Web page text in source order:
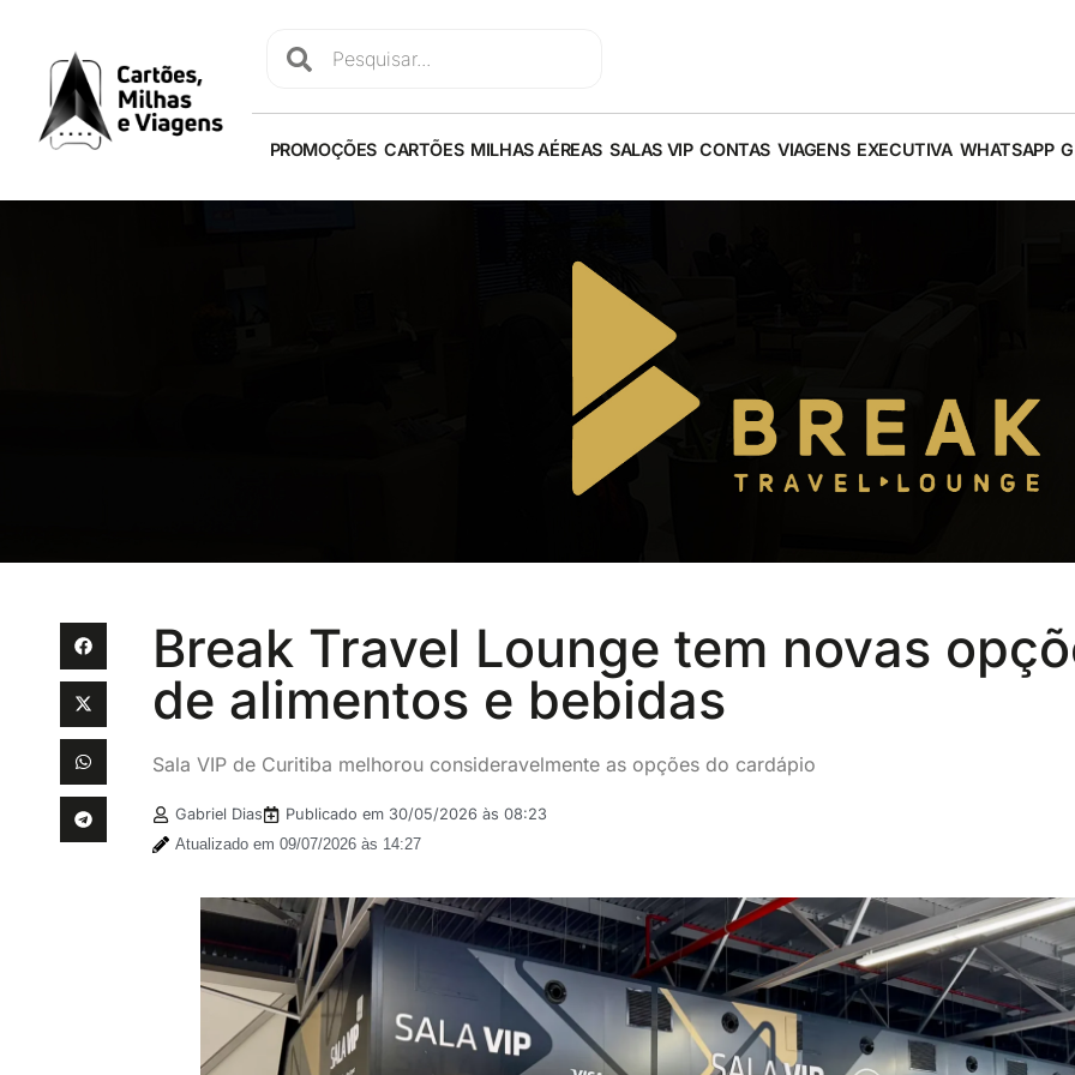
PROMOÇÕES CARTÕES MILHAS AÉREAS SALAS VIP CONTAS VIAGENS EXECUTIVA WHATSAPP
Break Travel Lounge tem novas
de alimentos e bebidas
Sala VIP de Curitiba melhorou consideravelmente as opções do cardápio
Gabriel Dias Publicado em 30/05/2026 às 08:23
Atualizado em 09/07/2026 às 14:27